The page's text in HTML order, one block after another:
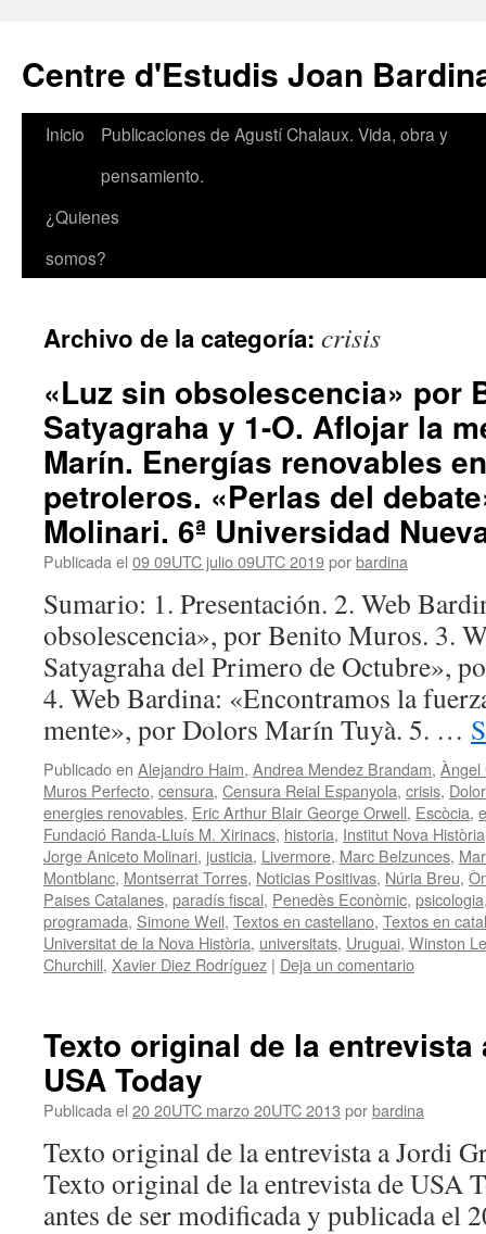
contenido
Centre d'Estudis Joan
Inicio
Publicaciones de Agustí Chalaux. Vida, obra y
pensamiento.
¿Quienes
somos?
Archivo de la categoría: crisis
«Luz sin obsolescencia» por
Satyagraha y 1-O. Aflojar la
Marín. Energías renovables
petroleros. «Perlas del
Molinari. 6ª Universidad
Publicada el 09 09UTC julio 09UTC 2019porbardina
Sumario: 1. Presentación. 2. Web
obsolescencia», por Benito Muros. 3.
Satyagraha del Primero de Octubre»,
4. Web Bardina: «Encontramos la
mente», por Dolors Marín Tuyà. 5. …
Publicado en Alejandro Haim, Andrea Mendez Brandam, Àngel
Muros Perfecto, censura, Censura Reial Espanyola, crisis,
energies renovables, Eric Arthur Blair George Orwell, Escòcia,
Fundació Randa-Lluís M. Xirinacs, historia, Institut Nova Història
Jorge Aniceto Molinari, justicia, Livermore, Marc Belzunces,
Montblanc, Montserrat Torres, Noticias Positivas, Núria Breu,
Paises Catalanes, paradís fiscal, Penedès Econòmic, psicologia
programada, Simone Weil, Textos en castellano, Textos en
Universitat de la Nova Història, universitats, Uruguai, Winston
Churchill, Xavier Diez Rodríguez | Deja un comentario
Texto original de la
USA Today
Publicada el 20 20UTC marzo 20UTC 2013 porbardina
Texto original de la entrevista a Jordi
Texto original de la entrevista de USA
antes de ser modificada y publicada el